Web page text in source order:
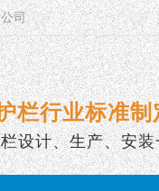
司
栏行业标准
设计、生产、安